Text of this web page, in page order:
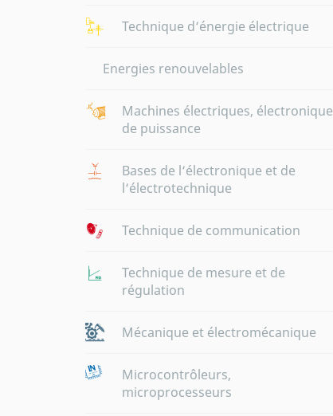
Technique d‘énergie électrique
Energies renouvelables
Machines électriques, électronique
de puissance
Bases de l‘électronique et de
l‘électrotechnique
Technique de communication
Technique de mesure et de
régulation
Mécanique et électromécanique
Microcontrôleurs,
microprocesseurs